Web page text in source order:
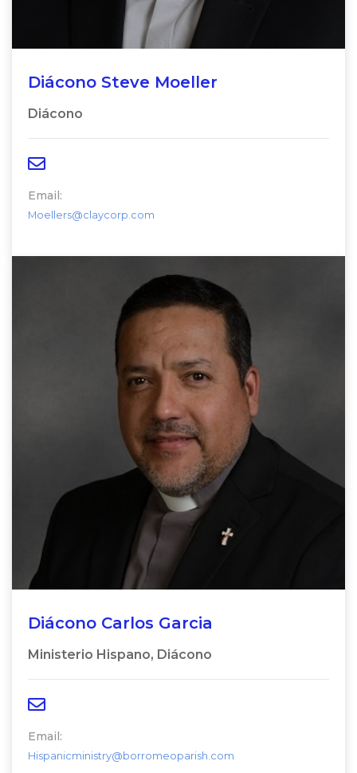
Diácono Steve Moeller
Diácono
Email:
Moellers@claycorp.com
Diácono Carlos Garcia
Ministerio Hispano, Diácono
Email:
Hispanicministry@borromeoparish.com